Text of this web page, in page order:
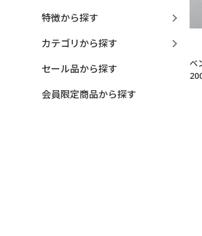
特徴から探す
カテゴリから探す
セール品から探す
会員限定商品から探す
ベ